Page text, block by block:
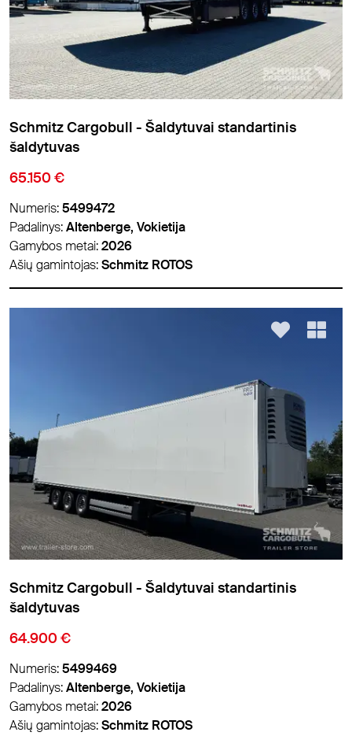
Schmitz Cargobull - Šaldytuvai standartinis
šaldytuvas
65.150 €
Numeris:5499472
Padalinys:Altenberge, Vokietija
Gamybos metai:2026
Ašių gamintojas:Schmitz ROTOS
Schmitz Cargobull - Šaldytuvai standartinis
šaldytuvas
64.900 €
Numeris:5499469
Padalinys:Altenberge, Vokietija
Gamybos metai:2026
Ašių gamintojas:Schmitz ROTOS